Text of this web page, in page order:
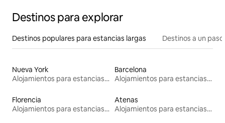
Destinos para explorar
Destinos populares para estancias largas Destinos a un
Nueva York
Alojamientos para estancias largas
Barcelona
Alojamientos para estancias largas
Florencia
Alojamientos para estancias largas
Atenas
Alojamientos para estancias largas